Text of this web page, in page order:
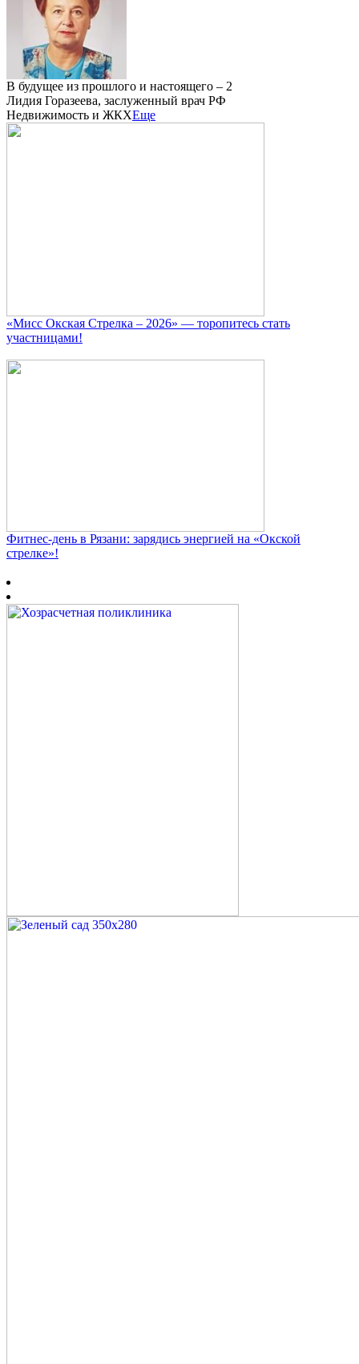
В будущее из прошлого и настоящего – 2
Лидия Горазеева, заслуженный врач РФ
Недвижимость и ЖКХЕще
«Мисс Окская Стрелка – 2026» — торопитесь стать
участницами!
Фитнес‑день в Рязани: зарядись энергией на «Окской
стрелке»!